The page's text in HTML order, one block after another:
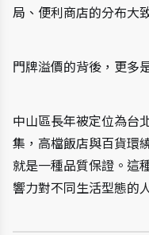
局、便利商店的分布大
門牌溢價的背後，更多
中山區長年被定位為台
集，高檔飯店與百貨環
就是一種品質保證。這
響力對不同生活型態的